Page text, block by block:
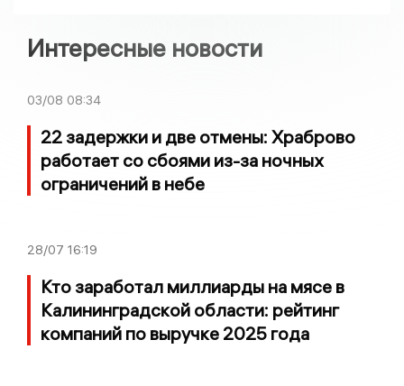
Интересные новости
03/08 08:34
22 задержки и две отмены: Храброво
работает со сбоями из-за ночных
ограничений в небе
28/07 16:19
Кто заработал миллиарды на мясе в
Калининградской области: рейтинг
компаний по выручке 2025 года